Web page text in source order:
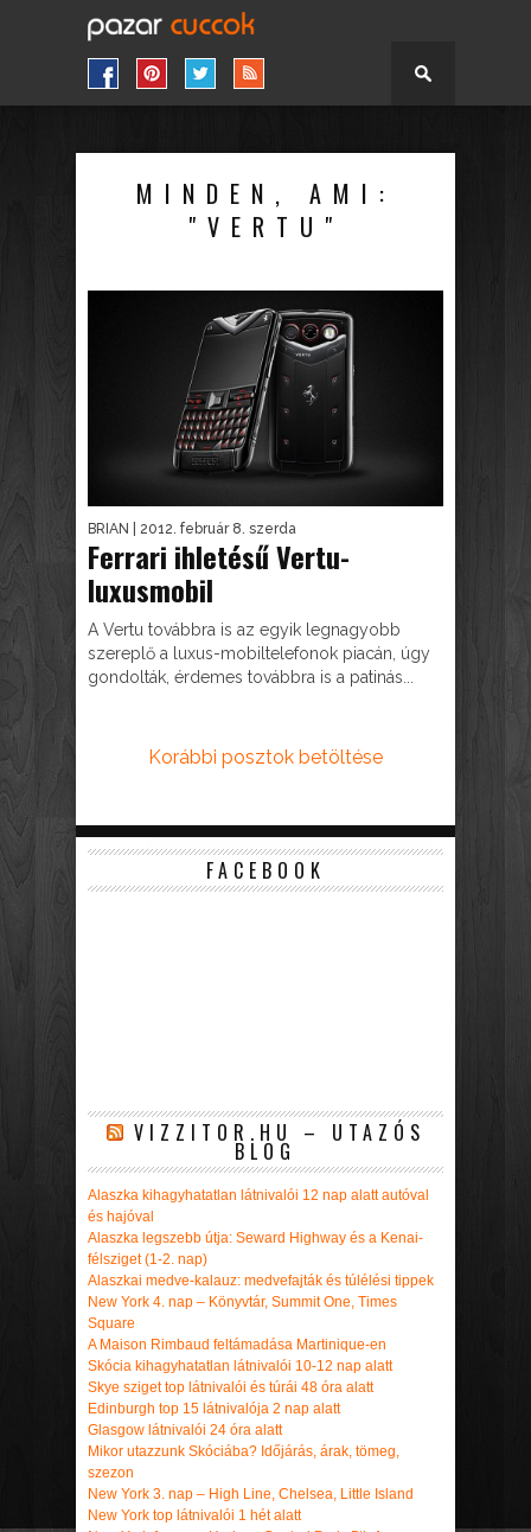
MINDEN, AMI:
"VERTU"
BRIAN | 2012. február 8. szerda
Ferrari ihletésű Vertu-
luxusmobil
A Vertu továbbra is az egyik legnagyobb
szereplő a luxus-mobiltelefonok piacán, úgy
gondolták, érdemes továbbra is a patinás...
Korábbi posztok betöltése
FACEBOOK
VIZZITOR.HU – UTAZÓS
BLOG
Alaszka kihagyhatatlan látnivalói 12 nap alatt autóval
és hajóval
Alaszka legszebb útja: Seward Highway és a Kenai-
félsziget (1-2. nap)
Alaszkai medve-kalauz: medvefajták és túlélési tippek
New York 4. nap – Könyvtár, Summit One, Times
Square
A Maison Rimbaud feltámadása Martinique-en
Skócia kihagyhatatlan látnivalói 10-12 nap alatt
Skye sziget top látnivalói és túrái 48 óra alatt
Edinburgh top 15 látnivalója 2 nap alatt
Glasgow látnivalói 24 óra alatt
Mikor utazzunk Skóciába? Időjárás, árak, tömeg,
szezon
New York 3. nap – High Line, Chelsea, Little Island
New York top látnivalói 1 hét alatt